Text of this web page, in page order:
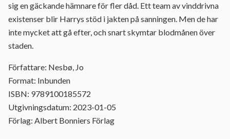
sig en gäckande hämnare för fler dåd. Ett team av vinddrivna
existenser blir Harrys stöd i jakten på sanningen. Men de har
inte mycket att gå efter, och snart skymtar blodmånen över
staden.
Författare: Nesbø, Jo
Format: Inbunden
ISBN: 9789100185572
Utgivningsdatum: 2023-01-05
Förlag: Albert Bonniers Förlag